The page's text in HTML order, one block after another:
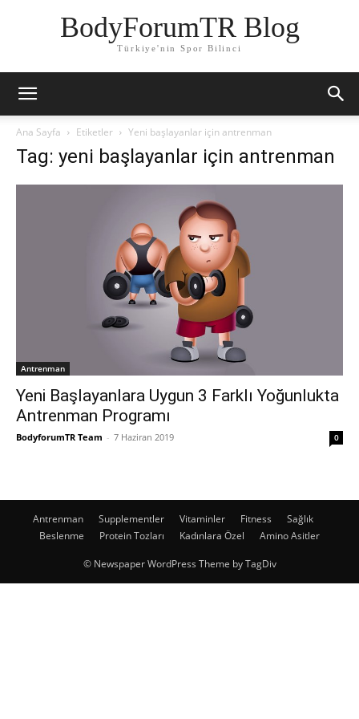
BodyForumTR Blog
Türkiye'nin Spor Bilinci
Ana Sayfa Etiketler Yeni başlayanlar için antrenman
Tag: yeni başlayanlar için antrenman
Antrenman
Yeni Başlayanlara Uygun 3 Farklı Yoğunlukta
Antrenman Programı
BodyforumTR Team - 7 Haziran 2019 0
Antrenman Supplementler Vitaminler Fitness
Sağlık
Beslenme
Protein Tozları Kadınlara Özel Amino Asitler
© Newspaper WordPress Theme by TagDiv